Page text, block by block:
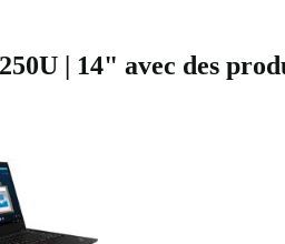
| 14" avec des